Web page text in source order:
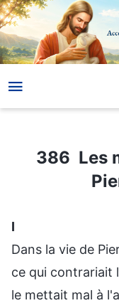
386 Les marques
386 Les
Ⅰ
Dans la vie de
ce qui contrariait
le mettait mal à